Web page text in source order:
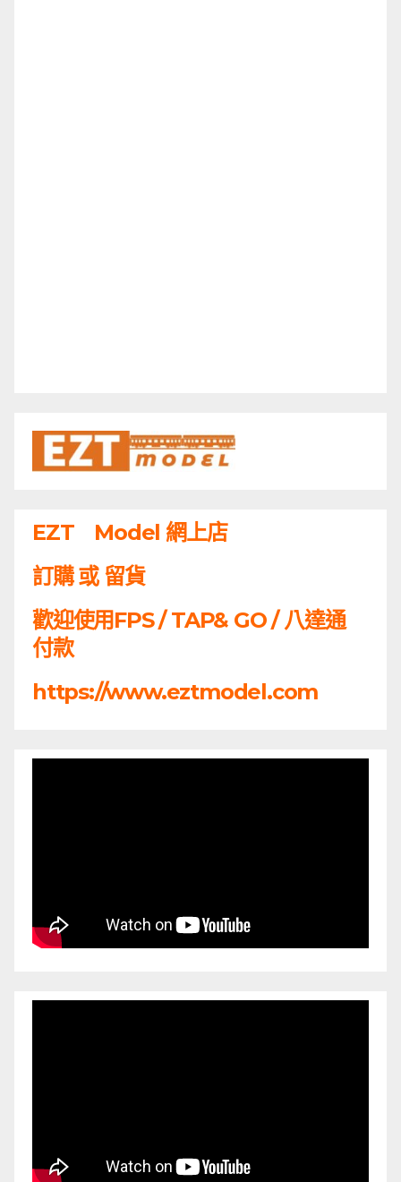
EZT Model 網上店
訂購 或 留貨
歡迎使用FPS / TAP& GO / 八達通
付款
https://www.eztmodel.com